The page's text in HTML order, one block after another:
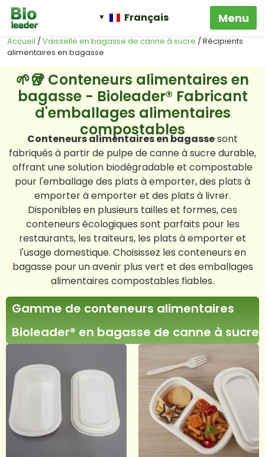
Français
Accueil /Vaisselle en bagasse de canne à sucre / Récipients
alimentaires en bagasse
🌱🥡 Conteneurs alimentaires en
bagasse - Bioleader® Fabricant
d'emballages alimentaires
compostables
Conteneurs alimentaires en bagassesont
fabriqués à partir de pulpe de canne à sucre durable,
offrant une solution biodégradable et compostable
pour l'emballage des plats à emporter, des plats à
emporter à emporter et des plats à livrer.
Disponibles en plusieurs tailles et formes, ces
conteneurs écologiques sont parfaits pour les
restaurants, les traiteurs, les plats à emporter et
l'usage domestique. Choisissez les conteneurs en
bagasse pour un avenir plus vert et des emballages
alimentaires compostables fiables.
Gamme de conteneurs alimentaires
Bioleader® en bagasse de canne à sucre